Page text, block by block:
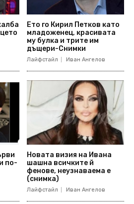
Ето го Кирил Петков като
младоженец, красивата
му булка и трите им
дъщери-Снимки
Лайфстайл Иван Ангелов
по-
Новата визия на Ивана
шашна всичките й
фенове, неузнаваема е
(снимка)
Лайфстайл Иван Ангелов